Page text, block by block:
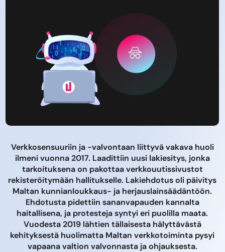
Verkkosensuuriin ja -valvontaan liittyvä vakava huoli
ilmeni vuonna 2017. Laadittiin uusi lakiesitys, jonka
tarkoituksena on pakottaa verkkouutissivustot
rekisteröitymään hallitukselle. Lakiehdotus oli päivitys
Maltan kunnianloukkaus- ja herjauslainsäädäntöön.
Ehdotusta pidettiin sananvapauden kannalta
haitallisena, ja protesteja syntyi eri puolilla maata.
Vuodesta 2019 lähtien tällaisesta hälyttävästä
kehityksestä huolimatta Maltan verkkotoiminta pysyi
vapaana valtion valvonnasta ja ohjauksesta.